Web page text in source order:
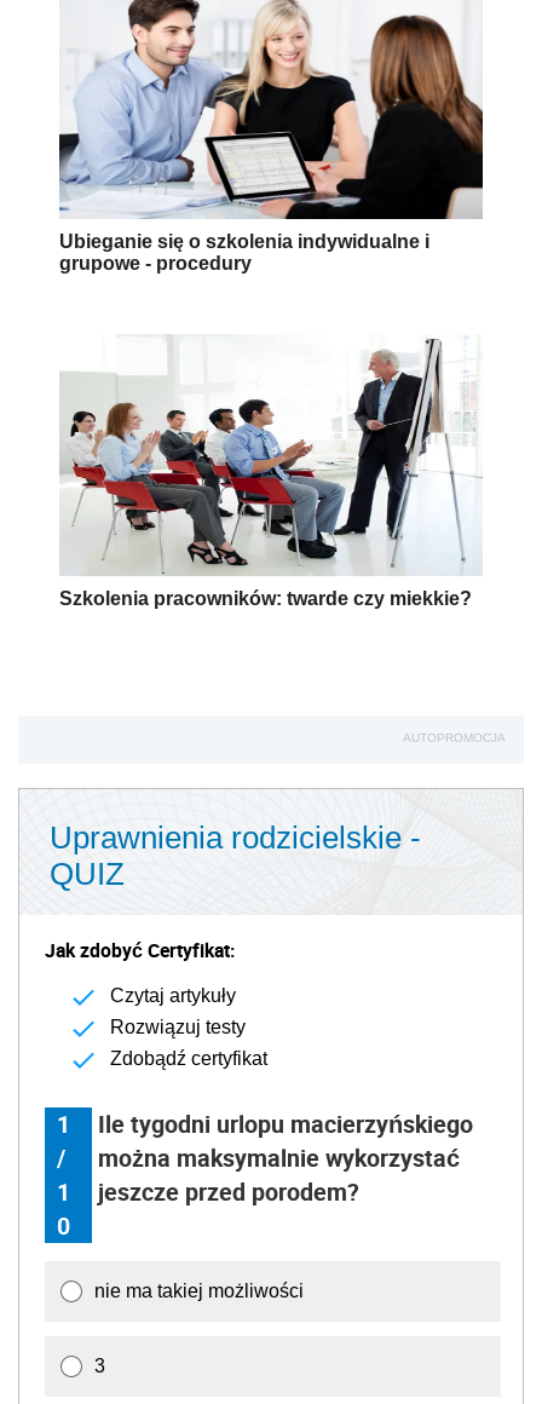
Ubieganie się o szkolenia indywidualne i
grupowe - procedury
Szkolenia pracowników: twarde czy miekkie?
AUTOPROMOCJA
Uprawnienia rodzicielskie -
QUIZ
Jak zdobyć Certyfikat:
Czytaj artykuły
Rozwiązuj testy
Zdobądź certyfikat
1
/
1
0
Ile tygodni urlopu macierzyńskiego
można maksymalnie wykorzystać
jeszcze przed porodem?
nie ma takiej możliwości
3